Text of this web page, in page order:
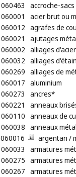
060463
accroche-
060001
acier brut ou
060012 agrafes de
060021
ajutages
060002 alliages d'acier
060032 alliages
060269 alliages de
060017 aluminium
060273
ancres*
060221
anneaux
060110 anneaux de
060038 anneaux
060016
argentan /
060033
armatures
060275 armatures
060267 armatures